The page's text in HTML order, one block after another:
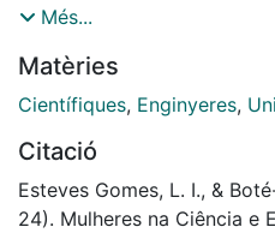
sobre a participação de
Europeia. Com base em
material incentiva a
estruturais e promove o
contextos educativos.
Més...
Matèries
Científiques, Enginyeres,
Citació
Esteves Gomes, L. I., &
24). Mulheres na Ciência e